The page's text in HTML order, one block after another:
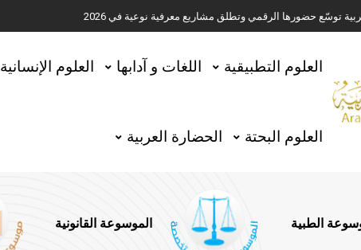
توسّع حضورها الرقمي وتطلق مشاريع معرفية نوعية في 2026
سلمان العالمي للغة العربية 2025
الطباع مدير عام لهيئة الموسوعة العربية
صالح وزيرا للثقافة
من موسوعة الآثار في سورية
العلوم التطبيقية اللغات و آدابها العلوم الإنسانية
العلوم البحتة الحضارة العربية
الطبية الموسوعة القانونية